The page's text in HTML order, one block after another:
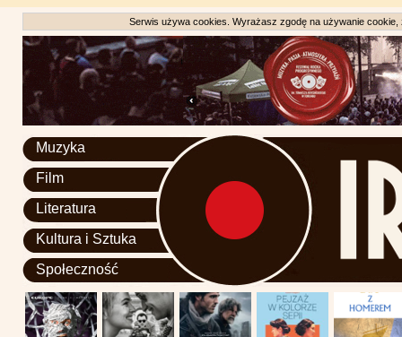
Serwis używa cookies. Wyrażasz zgodę na używanie
Muzyka
Film
Literatura
Kultura i Sztuka
Społeczność